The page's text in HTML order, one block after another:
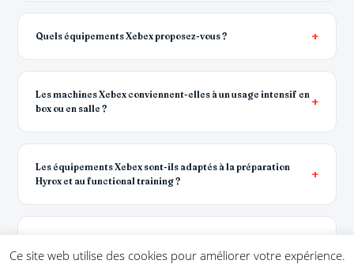
Quels équipements Xebex proposez-vous ?
Les machines Xebex conviennent-elles à un usage intensif en
box ou en salle ?
Les équipements Xebex sont-ils adaptés à la préparation
Hyrox et au functional training ?
Ce site web utilise des cookies pour améliorer votre expérience.